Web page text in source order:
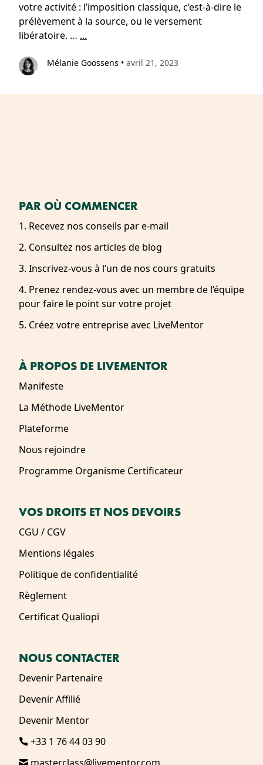
votre activité : l’imposition classique, c’est-à-dire le
prélèvement à la source, ou le versement
libératoire. … ...
Mélanie Goossens • avril 21, 2023
PAR OÙ COMMENCER
1. Recevez nos conseils par e-mail
2. Consultez nos articles de blog
3. Inscrivez-vous à l’un de nos cours gratuits
4. Prenez rendez-vous avec un membre de l’équipe
pour faire le point sur votre projet
5. Créez votre entreprise avec LiveMentor
À PROPOS DE LIVEMENTOR
Manifeste
La Méthode LiveMentor
Plateforme
Nous rejoindre
Programme Organisme Certificateur
VOS DROITS ET NOS DEVOIRS
CGU / CGV
Mentions légales
Politique de confidentialité
Règlement
Certificat Qualiopi
NOUS CONTACTER
Devenir Partenaire
Devenir Affilié
Devenir Mentor
+33 1 76 44 03 90